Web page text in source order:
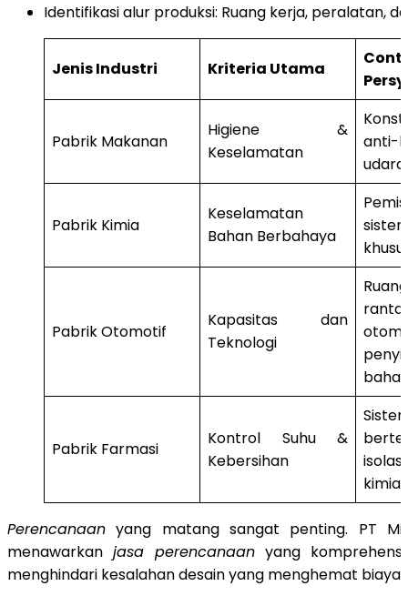
Identifikasi alur produksi: Ruang kerja, peralatan,
Jenis Industri Kriteria Utama
Pabrik Makanan
Higiene &
Keselamatan
anti-
Pabrik Kimia
Keselamatan
Bahan Berbahaya
Pabrik Otomotif
Kapasitas dan
Teknologi
Pabrik Farmasi
Kontrol Suhu &
Kebersihan
kimia
Perencanaan yang matang sangat penting. PT
menawarkan jasa perencanaanyang
menghindari kesalahan desain yang menghemat biaya